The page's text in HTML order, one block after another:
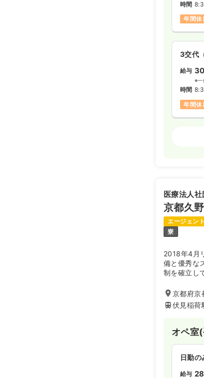
時間
年間休
3交代
給与
※一
時間
年間
時間
年間休
月給
2交代
※一
時間
その他
日勤の
医療法人
京都久
エージェン
寮
2018年4月
備と優秀な
制を確立し
専念してい
京都府
伏見稲荷
オペ室
日勤の
給与